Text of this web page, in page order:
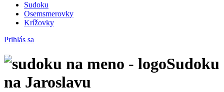
Sudoku
Osemsmerovky
Krížovky
Prihlás sa
Sudoku
na Jaroslavu